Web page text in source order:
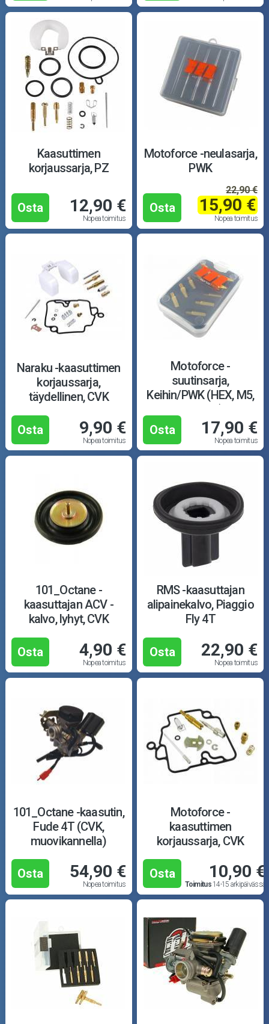
Kaasuttimen
korjaussarja, PZ
Osta 12,90 €
Nopea toimitus
Motoforce -neulasarja,
PWK
Osta
22,90 €
15,90 €
Nopea toimitus
Naraku -kaasuttimen
korjaussarja,
täydellinen, CVK
Osta 9,90 €
Nopea toimitus
Motoforce -
suutinsarja,
Keihin/PWK (HEX, M5,
148-170)
Osta
17,90 €
Nopea toimitus
101_Octane -
kaasuttajan ACV -
kalvo, lyhyt, CVK
Osta 4,90 €
Nopea toimitus
RMS -kaasuttajan
alipainekalvo, Piaggio
Fly 4T
Osta 22,90 €
Nopea toimitus
101_Octane -kaasutin,
Fude 4T (CVK,
muovikannella)
Osta 54,90 €
Nopea toimitus
Motoforce -
kaasuttimen
korjaussarja, CVK
Osta 10,90 €
Toimitus14-15 arkipäivässä